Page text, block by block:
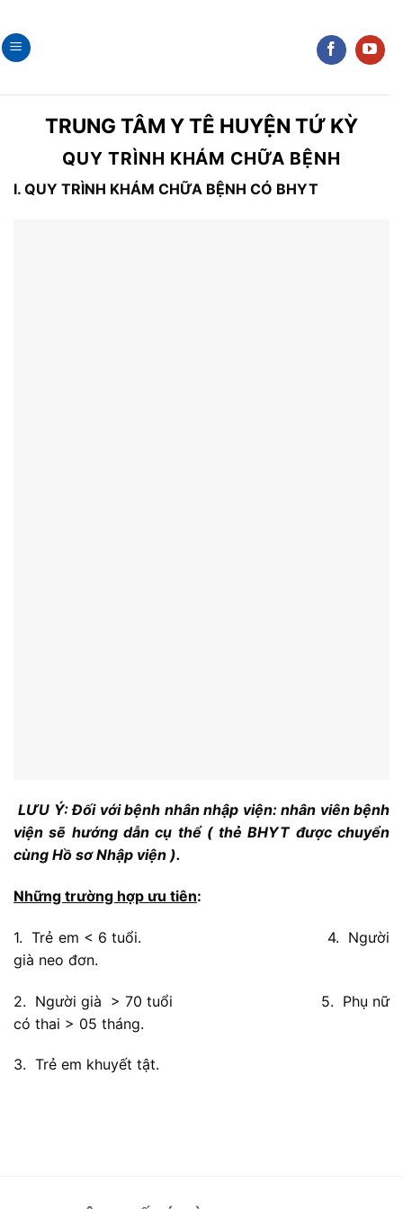
to
content
TRUNG TÂM Y TÊ HUYỆN TỨ KỲ
QUY TRÌNH KHÁM CHỮA BỆNH
I. QUY TRÌNH KHÁM CHỮA BỆNH CÓ BHYT
LƯU Ý: Đối với bệnh nhân nhập viện: nhân viên bệnh
viện sẽ hướng dẫn cụ thể ( thẻ BHYT được chuyển
cùng Hồ sơ Nhập viện ).
Những trường hợp ưu tiên:
1. Trẻ em < 6 tuổi. 4. Người
già neo đơn.
2. Người già > 70 tuổi 5. Phụ nữ
có thai > 05 tháng.
3. Trẻ em khuyết tật.